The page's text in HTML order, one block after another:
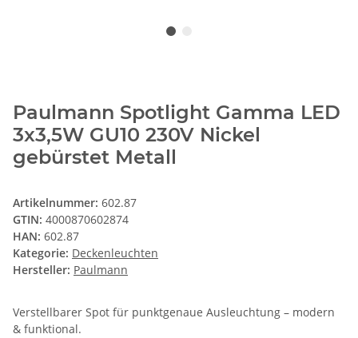
Paulmann Spotlight Gamma LED
3x3,5W GU10 230V Nickel
gebürstet Metall
Artikelnummer: 602.87
GTIN: 4000870602874
HAN: 602.87
Kategorie: Deckenleuchten
Hersteller: Paulmann
Verstellbarer Spot für punktgenaue Ausleuchtung – modern
& funktional.